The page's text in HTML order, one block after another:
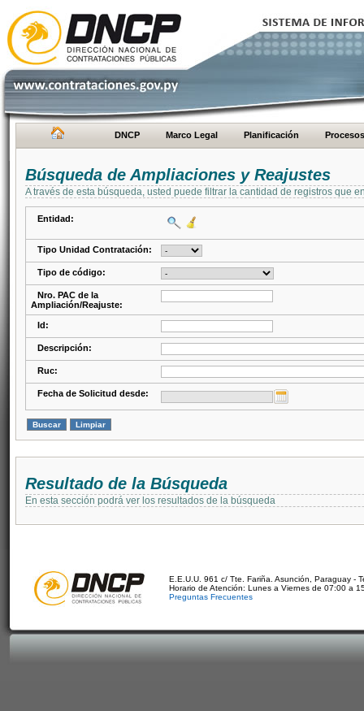
DNCP Marco Legal Planificación Procesos
Búsqueda de Ampliaciones y Reajustes
A través de esta búsqueda, usted puede filtrar la cantidad de registros que
Entidad:
Tipo Unidad Contratación:
Tipo de código:
Nro. PAC de la
Ampliación/Reajuste:
Id:
Descripción:
Ruc:
Fecha de Solicitud desde:
Resultado de la Búsqueda
En esta sección podrá ver los resultados de la búsqueda
E.E.U.U. 961 c/ Tte. Fariña. Asunción, Paraguay -
Horario de Atención: Lunes a Viernes de 07:00 a
Preguntas Frecuentes